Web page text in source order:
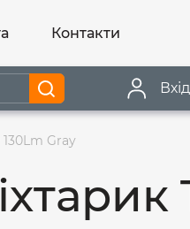
Контакти
Вхід
Gray